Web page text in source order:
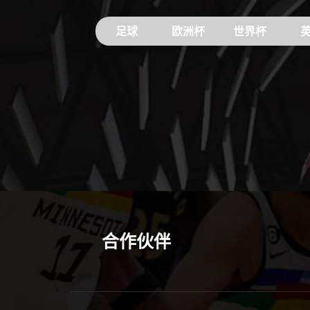
足球 欧洲杯 世界杯
合作伙伴